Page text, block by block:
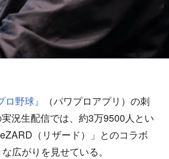
ロ野球』
（パワプロアプリ）の刺
況生配信では、約3万9500人とい
（リザード）」とのコラボ
広がりを見せている。